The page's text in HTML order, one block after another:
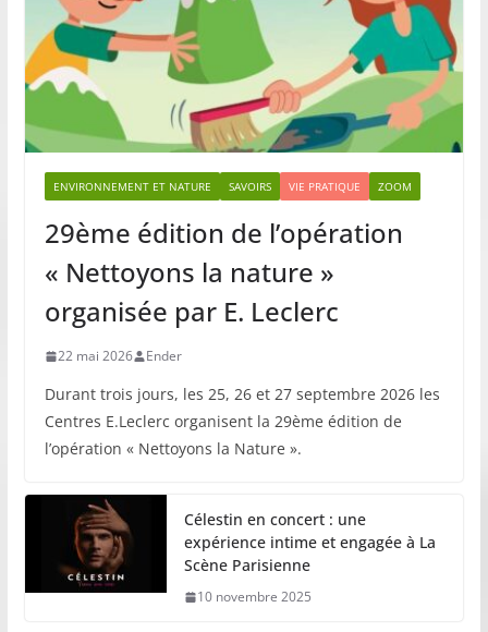
ENVIRONNEMENT ET NATURE SAVOIRS VIE PRATIQUE ZOOM
29ème édition de l’opération
« Nettoyons la nature »
organisée par E. Leclerc
22 mai 2026 Ender
Durant trois jours, les 25, 26 et 27 septembre 2026 les
Centres E.Leclerc organisent la 29ème édition de
l’opération « Nettoyons la Nature ».
Célestin en concert : une
expérience intime et engagée à La
Scène Parisienne
10 novembre 2025